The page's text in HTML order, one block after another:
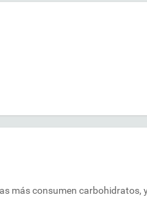
más consumen carbohidratos,